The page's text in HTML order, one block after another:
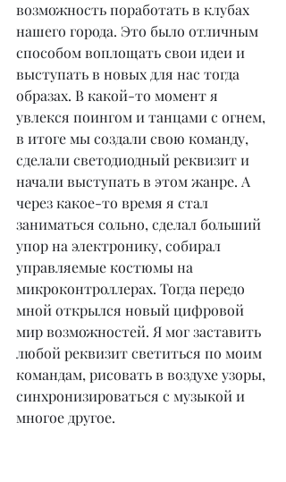
возможность поработать в клубах
нашего города. Это было отличным
способом воплощать свои идеи и
выступать в новых для нас тогда
образах. В какой-то момент я
увлекся поингом и танцами с огнем,
в итоге мы создали свою команду,
сделали светодиодный реквизит и
начали выступать в этом жанре. А
через какое-то время я стал
заниматься сольно, сделал больший
упор на электронику, собирал
управляемые костюмы на
микроконтроллерах. Тогда передо
мной открылся новый цифровой
мир возможностей. Я мог заставить
любой реквизит светиться по моим
командам, рисовать в воздухе узоры,
синхронизироваться с музыкой и
многое другое.